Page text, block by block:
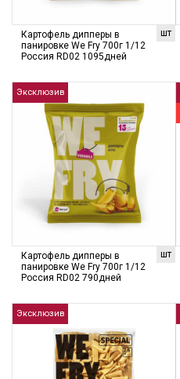
шт
Картофель дипперы в
панировке We Fry 700г 1/12
Россия RD02 1095дней
Эксклюзив
шт
Картофель дипперы в
панировке We Fry 700г 1/12
Россия RD02 790дней
Эксклюзив